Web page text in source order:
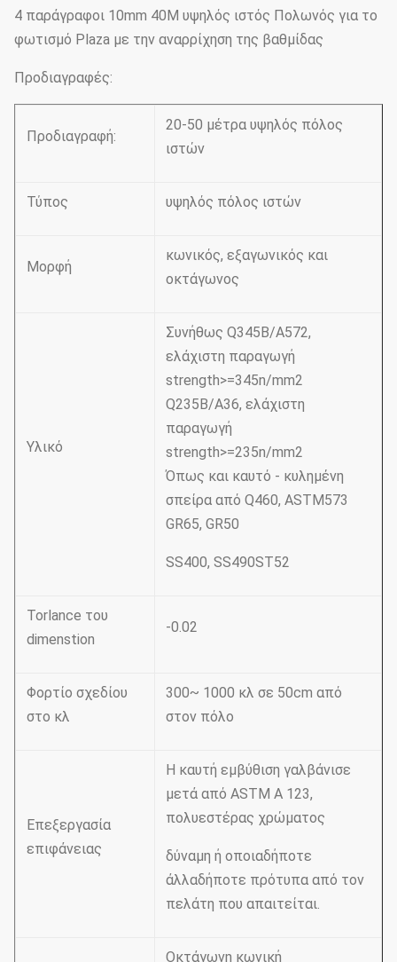
4 παράγραφοι 10mm 40M υψηλός ιστός Πολωνός για το
φωτισμό Plaza με την αναρρίχηση της βαθμίδας
Προδιαγραφές:
Προδιαγραφή:
20-50 μέτρα υψηλός πόλος
ιστών
Τύπος υψηλός πόλος ιστών
Μορφή
κωνικός, εξαγωνικός και
οκτάγωνος
Υλικό
Συνήθως Q345B/A572,
ελάχιστη παραγωγή
strength>=345n/mm2
Q235B/A36, ελάχιστη
παραγωγή
strength>=235n/mm2
Όπως και καυτό - κυλημένη
σπείρα από Q460, ASTM573
GR65, GR50
SS400, SS490ST52
Torlance του
dimenstion
-0.02
Φορτίο σχεδίου
στο κλ
300~ 1000 κλ σε 50cm από
στον πόλο
Επεξεργασία
επιφάνειας
Η καυτή εμβύθιση γαλβάνισε
μετά από ASTM Α 123,
πολυεστέρας χρώματος
δύναμη ή οποιαδήποτε
άλλαδήποτε πρότυπα από τον
πελάτη που απαιτείται.
Οκτάγωνη κωνική